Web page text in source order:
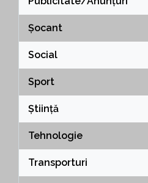
Șocant
Social
Sport
Știință
Tehnologie
Transporturi